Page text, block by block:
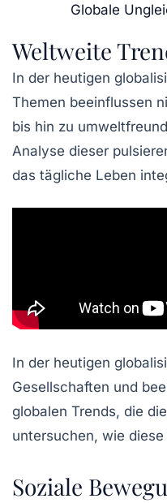
Globale
Weltweite
In der heutigen
Themen beeinflussen
bis hin zu
Analyse dieser
das tägliche Leben
In der heutigen
Gesellschaften und
globalen Trends, die
untersuchen, wie
Soziale